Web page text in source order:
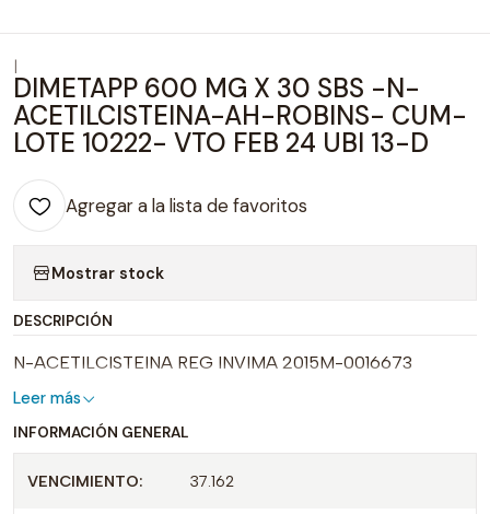
DIMETAPP 600 MG X 30 SBS -N-
ACETILCISTEINA-AH-ROBINS- CUM-
LOTE 10222- VTO FEB 24 UBI 13-D
Agregar a la lista de favoritos
Mostrar stock
DESCRIPCIÓN
N-ACETILCISTEINA REG INVIMA 2015M-0016673
Leer más
INFORMACIÓN GENERAL
VENCIMIENTO: 37.162